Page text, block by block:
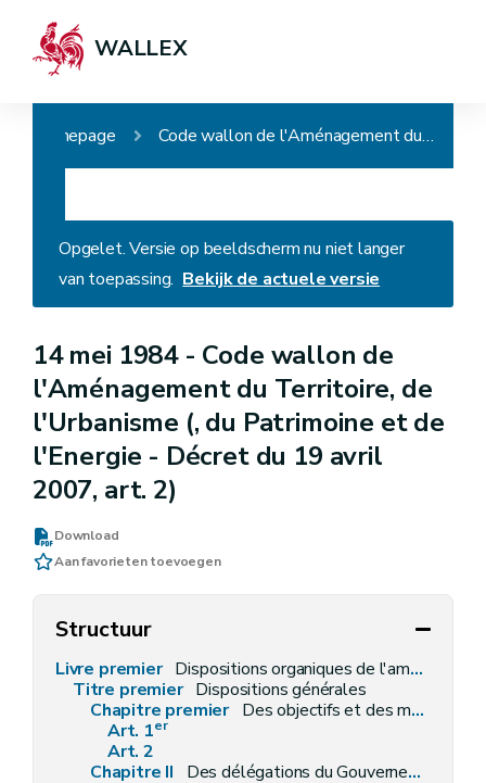
WALLEX
Homepage Code wallon de l'Aménagement du Territoire, de l'Urbanisme (, du Patrimoine et de l'Energie - Décret du 19 avril 2007, art. 2)
Opgelet. Versie op beeldscherm nu niet langer
van toepassing. Bekijk de actuele versie
14 mei 1984 - Code wallon de
l'Aménagement du Territoire, de
l'Urbanisme (, du Patrimoine et de
l'Energie - Décret du 19 avril
2007, art. 2)
Download
Aan favorieten toevoegen
Structuur
Livre premier Dispositions organiques de l'aménagement du territoire et de l'urbanisme
Titre premier Dispositions générales
Chapitre premier Des objectifs et des moyens
Art. 1er
Art. 2
Chapitre II
Des délégations du Gouvernement